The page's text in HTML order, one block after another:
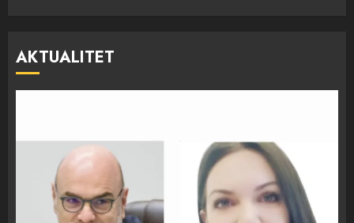
AKTUALITET